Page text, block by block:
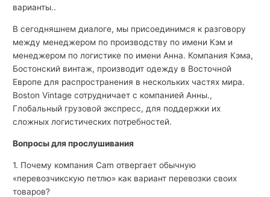
варианты..
В сегодняшнем диалоге, мы присоединимся к разговору
между менеджером по производству по имени Кэм и
менеджером по логистике по имени Анна. Компания Кэма,
Бостонский винтаж, производит одежду в Восточной
Европе для распространения в нескольких частях мира.
Boston Vintage сотрудничает с компанией Анны.,
Глобальный грузовой экспресс, для поддержки их
сложных логистических потребностей.
Вопросы для прослушивания
1. Почему компания Cam отвергает обычную
«перевозчикскую петлю» как вариант перевозки своих
товаров?